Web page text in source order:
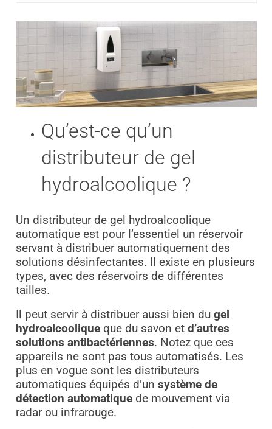
Qu’est-ce qu’un
distributeur de gel
hydroalcoolique ?
Un distributeur de gel hydroalcoolique
automatique est pour l’essentiel un réservoir
servant à distribuer automatiquement des
solutions désinfectantes. Il existe en plusieurs
types, avec des réservoirs de différentes
tailles.
Il peut servir à distribuer aussi bien du gel
hydroalcooliqueque du savon et d’autres
solutions antibactériennes. Notez que ces
appareils ne sont pas tous automatisés. Les
plus en vogue sont les distributeurs
automatiques équipés d’un système de
détection automatiquede mouvement via
radar ou infrarouge.